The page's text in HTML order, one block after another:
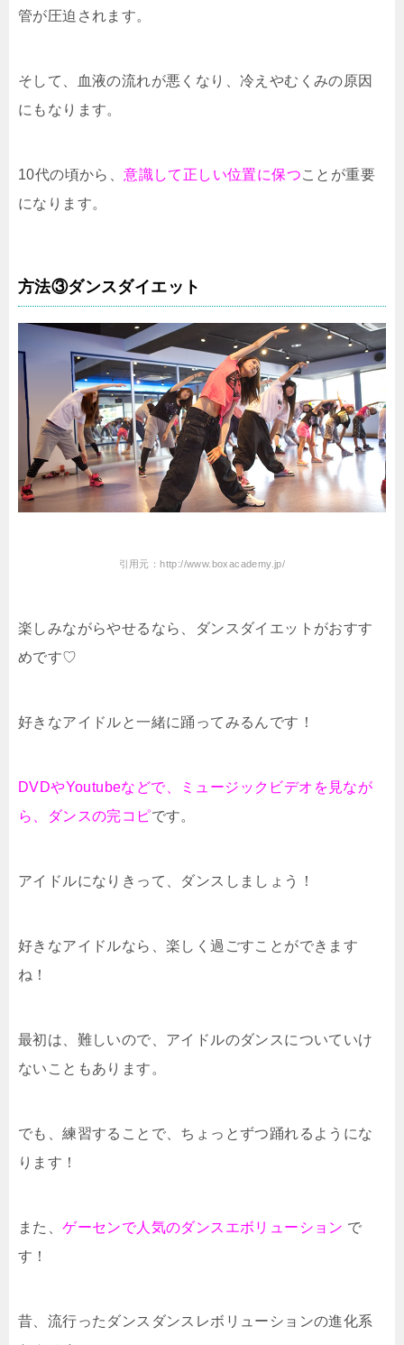
管が圧迫されます。
そして、血液の流れが悪くなり、冷えやむくみの原因
にもなります。
10代の頃から、意識して正しい位置に保つことが重要
になります。
方法③ダンスダイエット
引用元：http://www.boxacademy.jp/
楽しみながらやせるなら、ダンスダイエットがおすす
めです♡
好きなアイドルと一緒に踊ってみるんです！
DVDやYoutubeなどで、ミュージックビデオを見なが
ら、ダンスの完コピです。
アイドルになりきって、ダンスしましょう！
好きなアイドルなら、楽しく過ごすことができます
ね！
最初は、難しいので、アイドルのダンスについていけ
ないこともあります。
でも、練習することで、ちょっとずつ踊れるようにな
ります！
また、ゲーセンで人気のダンスエボリューション で
す！
昔、流行ったダンスダンスレボリューションの進化系